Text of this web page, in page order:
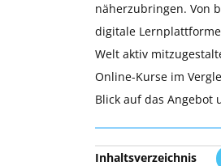
näherzubringen. Von
digitale
Welt aktiv
Online-Kurse im
Blick auf das
Inhaltsverzeichnis